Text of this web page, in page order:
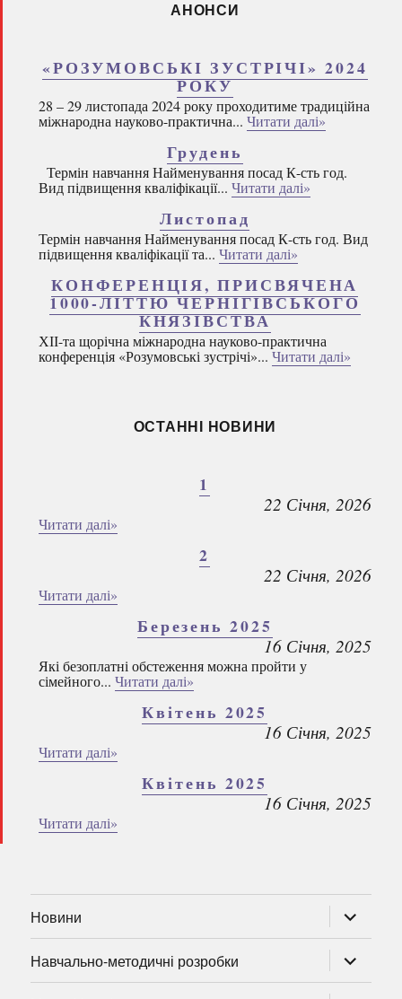
АНОНСИ
«РОЗУМОВСЬКІ ЗУСТРІЧІ» 2024
РОКУ
28 – 29 листопада 2024 року проходитиме традиційна
міжнародна науково-практична... Читати далі»
Грудень
Термін навчання Найменування посад К-сть год.
Вид підвищення кваліфікації... Читати далі»
Листопад
Термін навчання Найменування посад К-сть год. Вид
підвищення кваліфікації та... Читати далі»
КОНФЕРЕНЦІЯ, ПРИСВЯЧЕНА
1000-ЛІТТЮ ЧЕРНІГІВСЬКОГО
КНЯЗІВСТВА
ХІІ-та щорічна міжнародна науково-практична
конференція «Розумовські зустрічі»... Читати далі»
ОСТАННІ НОВИНИ
1
22 Січня, 2026
Читати далі»
2
22 Січня, 2026
Читати далі»
Березень 2025
16 Січня, 2025
Які безоплатні обстеження можна пройти у
сімейного... Читати далі»
Квітень 2025
16 Січня, 2025
Читати далі»
Квітень 2025
16 Січня, 2025
Читати далі»
Новини
підменю
Навчально-методичні розробки
підменю